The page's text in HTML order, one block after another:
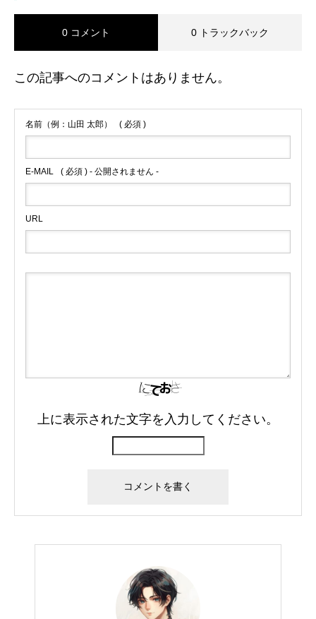
0 コメント 0 トラックバック
この記事へのコメントはありません。
名前（例：山田 太郎） ( 必須 )
E-MAIL ( 必須 ) - 公開されません -
URL
上に表示された文字を入力してください。